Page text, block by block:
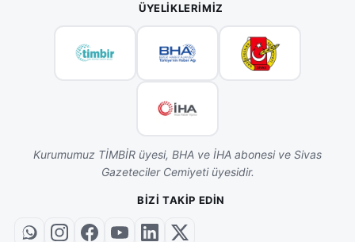
ÜYELIKLERIMIZ
Kurumumuz TİMBİR üyesi, BHA ve İHA abonesi ve Sivas
Gazeteciler Cemiyeti üyesidir.
BIZI TAKIP EDIN